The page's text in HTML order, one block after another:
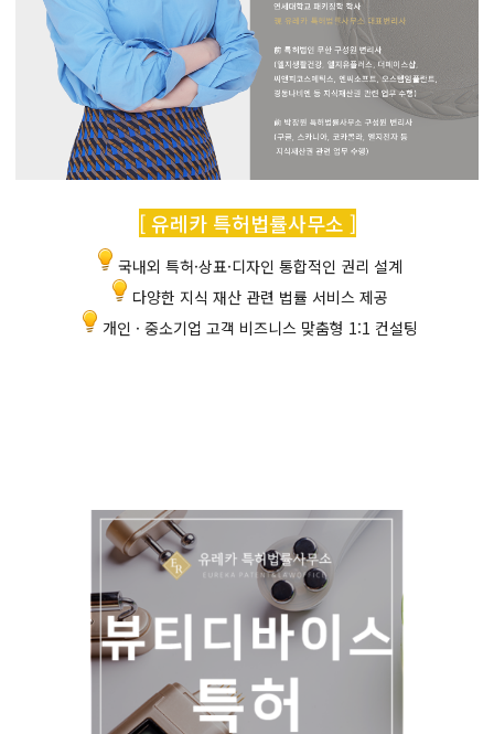
[ 유레카 특허법률사무소 ]
국내외 특허·상표·디자인 통합적인 권리 설계
다양한 지식 재산 관련 법률 서비스 제공
개인 · 중소기업 고객 비즈니스 맞춤형 1:1 컨설팅